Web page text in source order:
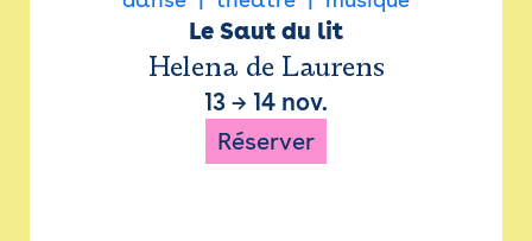
Le Saut du lit
Helena de Laurens
13 → 14 nov.
Réserver